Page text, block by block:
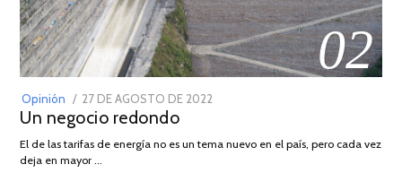
02
Opinión
POSTED
ON
27 DE AGOSTO DE 2022
DE
Un negocio redondo
El de las tarifas de energía no es un tema nuevo en el país, pero cada vez
deja en mayor …